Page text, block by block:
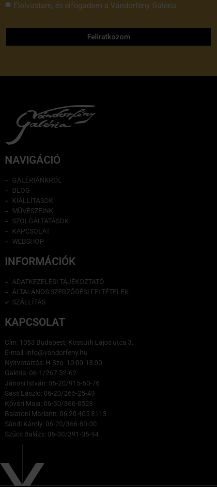
Elolvastam, és elfogadom a Vándorfény Galéria
Feliratkozom
NAVIGÁCIÓ
GALÉRIÁNKRÓL
BLOG
KIÁLLÍTÁSOK
MŰVÉSZEINK
SZOLGÁLTATÁSOK
KAPCSOLAT
WEBSHOP
INFORMÁCIÓK
ADATKEZELÉSI TÁJÉKOZTATÓ
ÁLTALÁNOS SZERZŐDÉSI FELTÉTELEK
SZÁLLÍTÁS
KAPCSOLAT
Cím: 1053 Budapest, Kossuth Lajos utca 3.
E-mail: info@vandorfeny.hu
Nyitvatartás: H-Szo: 10:00-18:00
Galéria: 06-1/267-52-62
Jánosi István: 06-20/915-60-76
Sass László: 06-20/265-25-49
Kővári Maja: 06-30/366-8528
Balatoni Mariann: 06 20 405 8113
Sándi Károly: 06-20/366-80-00
Szűcs Balázs: 06-30/391-05-94